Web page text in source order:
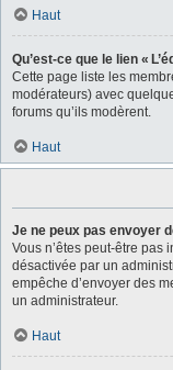
Haut
Qu’est-ce que le lien «
Cette page liste les
modérateurs) avec
forums qu’ils modèrent.
Haut
Je ne peux pas envoyer
Vous n’êtes peut-être pas
désactivée par un
empêche d’envoyer des
un administrateur.
Haut